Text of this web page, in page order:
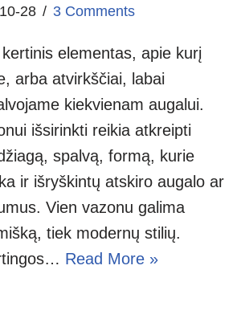
28 3 Comments
elementas, apie kurį
arba atvirkščiai, labai
kiekvienam augalui.
išsirinkti reikia atkreipti
spalvą, formą, kurie
ir išryškintų atskiro augalo ar
Vien vazonu galima
tiek modernų stilių.
Read More »